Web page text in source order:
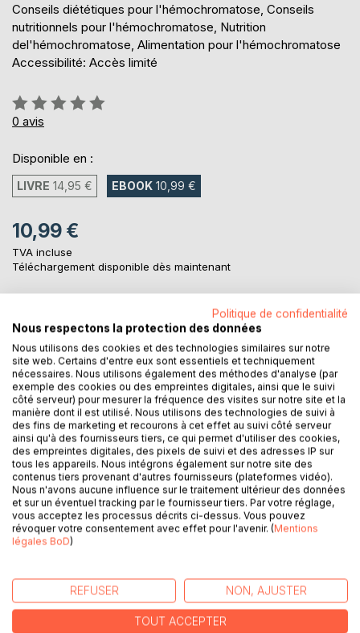
Conseils diététiques pour l'hémochromatose, Conseils
nutritionnels pour l'hémochromatose, Nutrition
del'hémochromatose, Alimentation pour l'hémochromatose
Accessibilité: Accès limité
Évaluation:
0%
0 avis
Disponible en :
LIVRE 14,95 € EBOOK 10,99 €
10,99 €
TVA incluse
Téléchargement disponible dès maintenant
AJOUTER AU PANIER
Ajouter à ma liste d'envies
Laisser un avis
DESCRIPTION
ouvrages du même auteur : " Quelle alimentation pour
l'hémochromatose ? " et " Recettes et menus pour
l'hémochromatose " un ouvrage parfaitement
Politique de confidentialité
Nous respectons la protection des données
Nous utilisons des cookies et des technologies similaires sur notre
site web. Certains d'entre eux sont essentiels et techniquement
nécessaires. Nous utilisons également des méthodes d'analyse (par
exemple des cookies ou des empreintes digitales, ainsi que le suivi
côté serveur) pour mesurer la fréquence des visites sur notre site et la
manière dont il est utilisé. Nous utilisons des technologies de suivi à
des fins de marketing et recourons à cet effet au suivi côté serveur
ainsi qu'à des fournisseurs tiers, ce qui permet d'utiliser des cookies,
des empreintes digitales, des pixels de suivi et des adresses IP sur
tous les appareils. Nous intégrons également sur notre site des
contenus tiers provenant d'autres fournisseurs (plateformes vidéo).
Nous n'avons aucune influence sur le traitement ultérieur des données
et sur un éventuel tracking par le fournisseur tiers. Par votre réglage,
vous acceptez les processus décrits ci-dessus. Vous pouvez
révoquer votre consentement avec effet pour l'avenir. (Mentions
légales BoD)
REFUSER NON, AJUSTER
TOUT ACCEPTER